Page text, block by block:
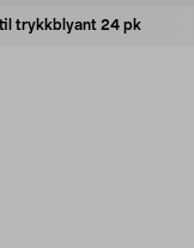
til trykkblyant 24 pk